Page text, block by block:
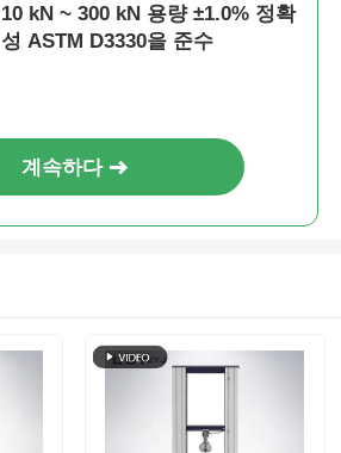
10 kN ~ 300 kN 용량 ±1.0% 정확
성 ASTM D3330을 준수
계속하다